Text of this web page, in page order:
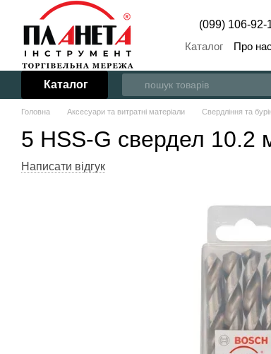
Перейти до основного контенту
(099) 106-92-
Каталог Про нас
Каталог
Головна Аксесуари та витратні матеріали Свердління та
5 HSS-G свердел 10.2
Написати відгук